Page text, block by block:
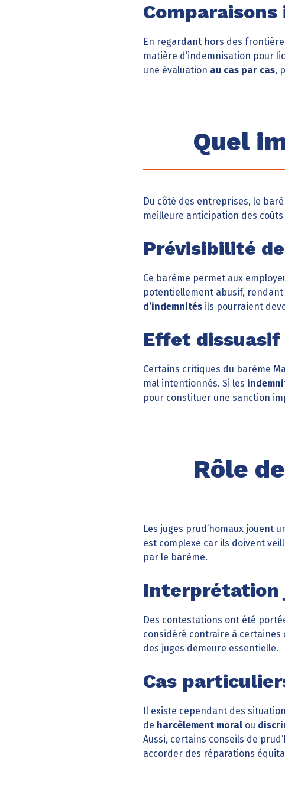
En regardant hors des
matière d’indemnisation pour
une évaluation au cas par cas,
Quel
Du côté des entreprises, le
meilleure anticipation des
Prévisibilité
Ce barème permet aux
potentiellement abusif, rendant
d’indemnités ils pourraient
Effet
Certains critiques du barème
mal intentionnés. Si les
pour constituer une sanction
Rôle
Les juges prud’homaux jouent
est complexe car ils doivent
par le barème.
Interprétation
Des contestations ont été
considéré contraire à certaines
des juges demeure essentielle.
Cas
Il existe cependant des
de harcèlement moral ou
Aussi, certains conseils de
accorder des réparations